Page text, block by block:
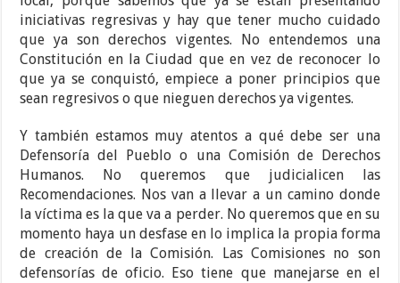
iniciativas regresivas y hay que tener mucho cuidado
que ya son derechos vigentes. No entendemos una
Constitución en la Ciudad que en vez de reconocer lo
que ya se conquistó, empiece a poner principios que
sean regresivos o que nieguen derechos ya vigentes.
Y también estamos muy atentos a qué debe ser una
Defensoría del Pueblo o una Comisión de Derechos
Humanos. No queremos que judicialicen las
Recomendaciones. Nos van a llevar a un camino donde
la víctima es la que va a perder. No queremos que en su
momento haya un desfase en lo implica la propia forma
de creación de la Comisión. Las Comisiones no son
defensorías de oficio. Eso tiene que manejarse en el